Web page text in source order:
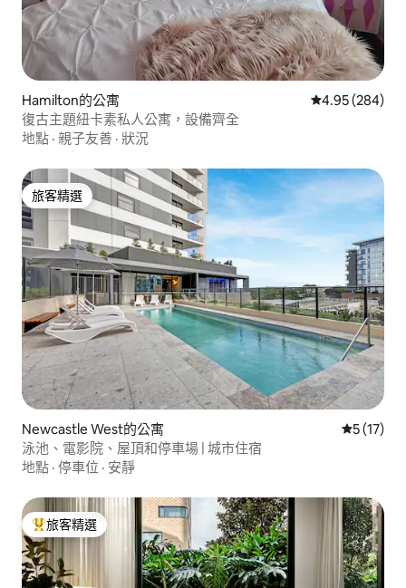
Hamilton的公寓 從 284 則評價
4.95 (284)
復古主題紐卡素私人公寓，設備齊全
地點 · 親子友善 · 狀況
旅客精選
旅客精選
Newcastle West的公寓 從 17 則
5 (17)
泳池、電影院、屋頂和停車場 | 城市住宿
地點 · 停車位 · 安靜
旅客精選榜首
旅客精選